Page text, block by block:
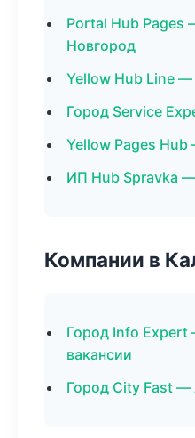
Portal Hub Pages
Новгород
Yellow Hub Line
Город Service
Yellow Pages
ИП Hub Spravka
Компании в
Город Info Expert
вакансии
Город City Fast —